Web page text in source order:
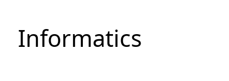
Informatics